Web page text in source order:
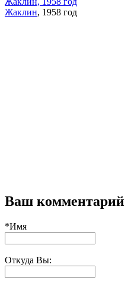
Жаклин, 1958 год
Ваш комментарий
*Имя
Откуда Вы: